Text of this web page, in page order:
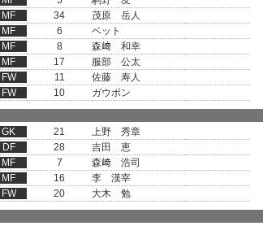
MF
34
茂原 岳人
MF
6
ベット
MF
8
森﨑 和幸
MF
17
服部 公太
FW
11
佐藤 寿人
FW
10 ガウボン
GK
21
上野 秀章
DF
28
吉田 恵
MF
7
森﨑 浩司
MF
16
李 漢宰
FW
20 大木 勉